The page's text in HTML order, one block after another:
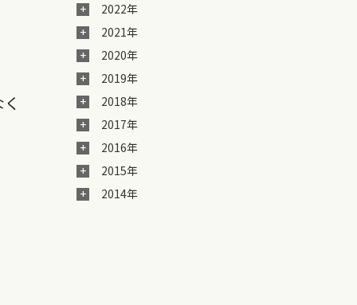
2022年
2021年
2020年
2019年
2018年
2017年
2016年
2015年
2014年